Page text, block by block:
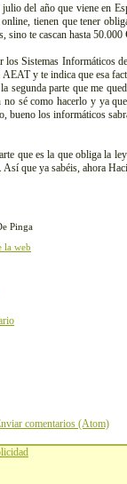
del año que viene en
online, tienen que tener
sino te cascan hasta 50.000
los Sistemas Informáticos
y te indica que esa
segunda parte que me
sé como hacerlo y ya
bueno los informáticos
que es la que obliga la
que ya sabéis, ahora
Pinga
la web
comentarios (Atom)